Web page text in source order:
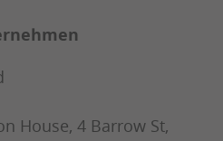
House, 4 Barrow St,